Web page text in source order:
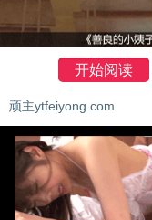
开始阅读
顽主ytfeiyong.com